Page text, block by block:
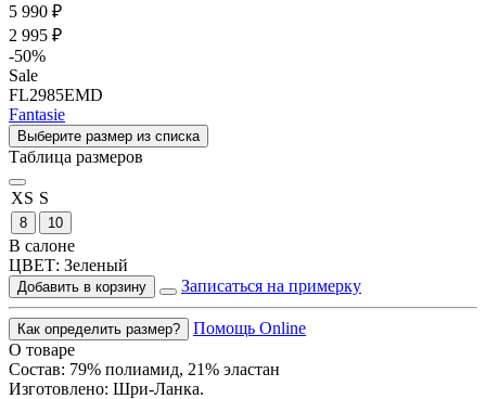
5 990 ₽
2 995 ₽
-50%
Sale
FL2985EMD
Fantasie
Выберите размер из списка
Таблица размеров
XS S
8 10
В салоне
ЦВЕТ: Зеленый
Добавить в корзину Записаться на примерку
Как определить размер?
Помощь Online
О товаре
Состав: 79% полиамид, 21% эластан
Изготовлено: Шри-Ланка.